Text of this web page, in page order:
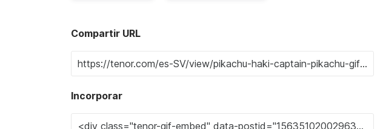
Compartir URL
Incorporar